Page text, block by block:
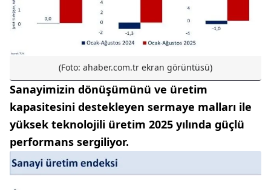
(Foto: ahaber.com.tr ekran görüntüsü)
Sanayimizin dönüşümünü ve üretim
kapasitesini destekleyen sermaye malları ile
yüksek teknolojili üretim 2025 yılında güçlü
performans sergiliyor.